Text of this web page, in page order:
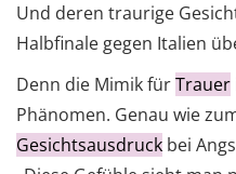
Und deren traurige
Halbfinale gegen Italien
Denn die Mimik fürTrauer
Phänomen. Genau wie
Gesichtsausdruck bei